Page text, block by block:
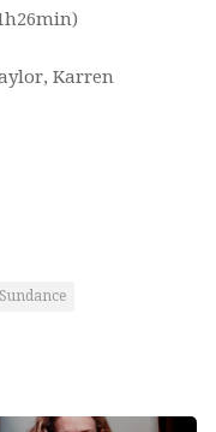
Karren
Sundance